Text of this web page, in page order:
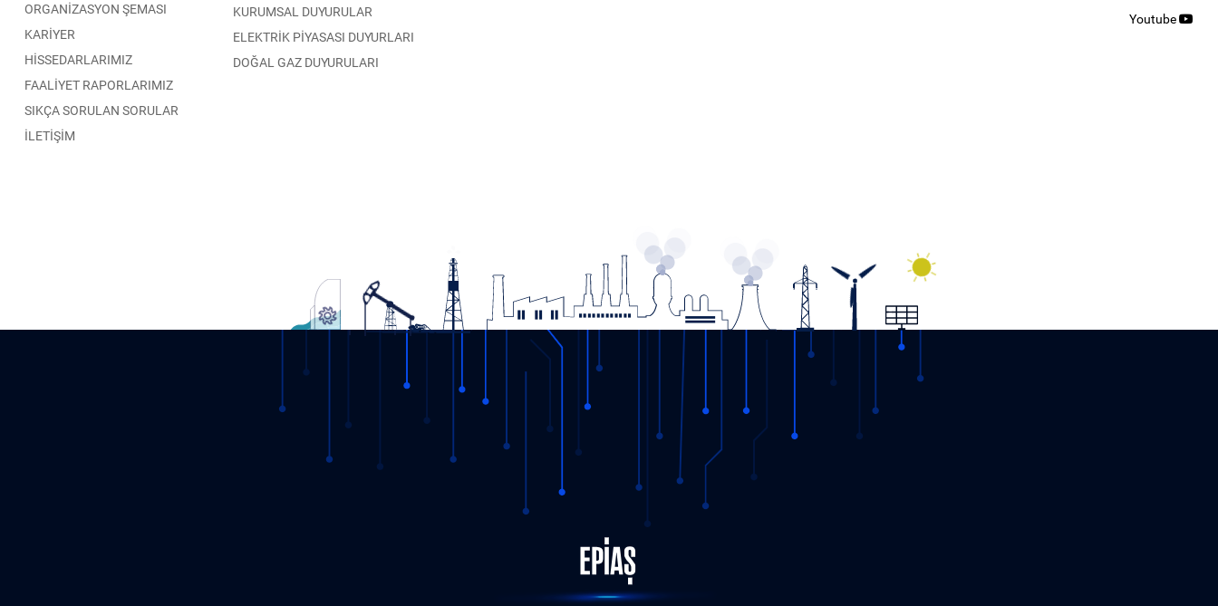
ORGANİZASYON ŞEMASI
KARİYER
HİSSEDARLARIMIZ
FAALİYET RAPORLARIMIZ
SIKÇA SORULAN SORULAR
İLETİŞİM
KURUMSAL DUYURULAR
ELEKTRİK PİYASASI DUYURLARI
DOĞAL GAZ DUYURULARI
Youtube